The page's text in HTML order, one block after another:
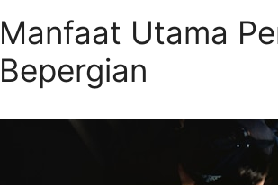
Manfaat Utama
Bepergian